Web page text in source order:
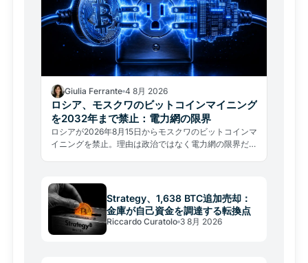
Giulia Ferrante 4 8月 2026
ロシア、モスクワのビットコインマイニング
を2032年まで禁止：電力網の限界
ロシアが2026年8月15日からモスクワのビットコインマ
イニングを禁止。理由は政治ではなく電力網の限界だ。
Strategy、1,638 BTC追加売却：
金庫が自己資金を調達する転換点
Riccardo Curatolo 3 8月 2026